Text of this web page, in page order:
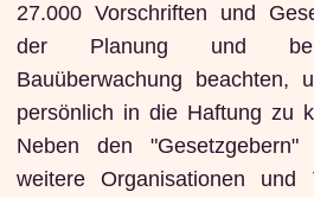
27.000 Vorschriften und
der Planung und
Bauüberwachung beachten,
persönlich in die Haftung zu
Neben den
weitere Organisationen und